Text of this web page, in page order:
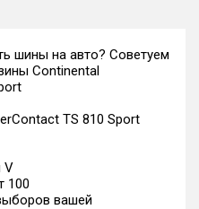
шины на авто? Советуем
Continental
TS 810 Sport
V
100
вашей